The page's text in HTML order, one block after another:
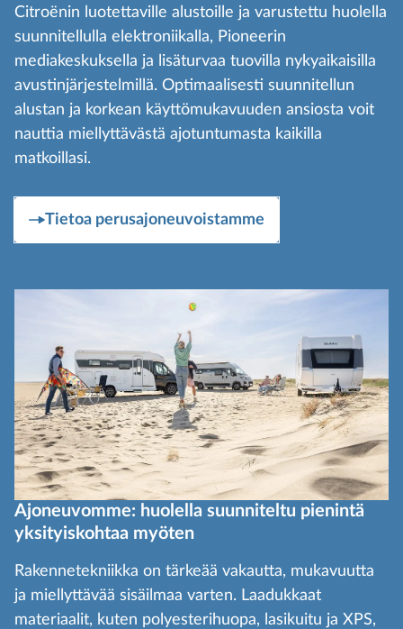
Citroënin luotettaville alustoille ja varustettu huolella
suunnitellulla elektroniikalla, Pioneerin
mediakeskuksella ja lisäturvaa tuovilla nykyaikaisilla
avustinjärjestelmillä. Optimaalisesti suunnitellun
alustan ja korkean käyttömukavuuden ansiosta voit
nauttia miellyttävästä ajotuntumasta kaikilla
matkoillasi.
Tietoa perusajoneuvoistamme
Ajoneuvomme: huolella suunniteltu pienintä
yksityiskohtaa myöten
Rakennetekniikka on tärkeää vakautta, mukavuutta
ja miellyttävää sisäilmaa varten. Laadukkaat
materiaalit, kuten polyesterihuopa, lasikuitu ja XPS,